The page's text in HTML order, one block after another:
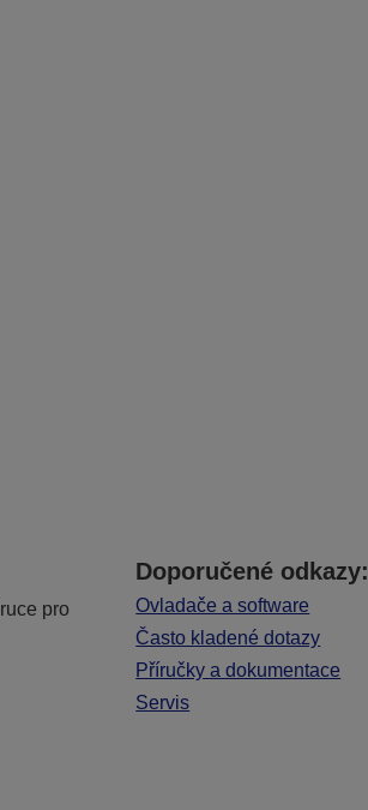
pro
Doporučené odkazy:
Ovladače a software
Často kladené dotazy
Příručky a dokumentace
Servis